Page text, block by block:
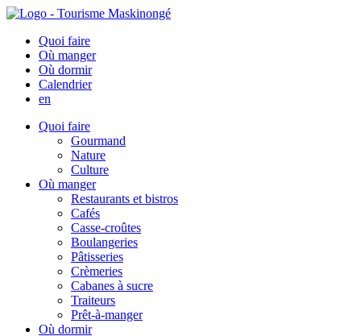
Quoi faire
Où manger
Où dormir
Calendrier
en
Quoi faire
Gourmand
Nature
Culture
Où manger
Restaurants et bistros
Cafés
Casse-croûtes
Boulangeries
Pâtisseries
Crèmeries
Cabanes à sucre
Traiteurs
Prêt-à-manger
Où dormir